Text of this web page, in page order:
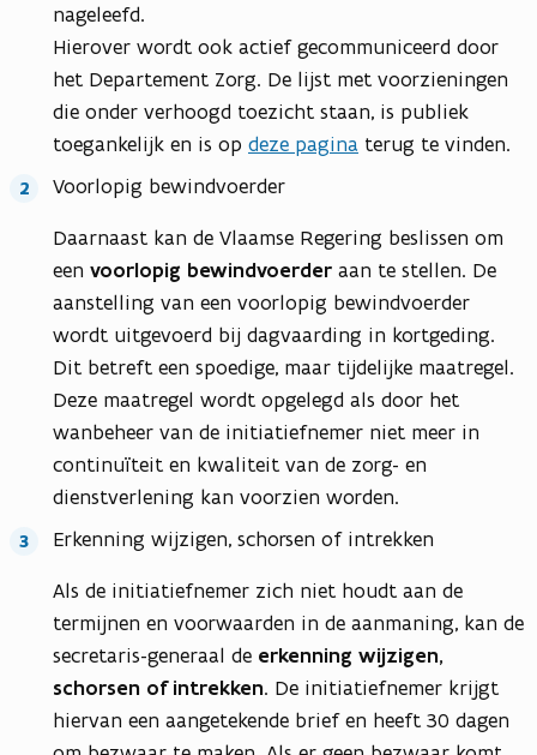
nageleefd.
Hierover wordt ook actief gecommuniceerd door
het Departement Zorg. De lijst met voorzieningen
die onder verhoogd toezicht staan, is publiek
toegankelijk en is op deze pagina terug te vinden.
Voorlopig bewindvoerder
Daarnaast kan de Vlaamse Regering beslissen om
een voorlopig bewindvoerder aan te stellen. De
aanstelling van een voorlopig bewindvoerder
wordt uitgevoerd bij dagvaarding in kortgeding.
Dit betreft een spoedige, maar tijdelijke maatregel.
Deze maatregel wordt opgelegd als door het
wanbeheer van de initiatiefnemer niet meer in
continuïteit en kwaliteit van de zorg- en
dienstverlening kan voorzien worden.
Erkenning wijzigen, schorsen of intrekken
Als de initiatiefnemer zich niet houdt aan de
termijnen en voorwaarden in de aanmaning, kan de
secretaris-generaal de erkenning wijzigen,
schorsen of intrekken. De initiatiefnemer krijgt
hiervan een aangetekende brief en heeft 30 dagen